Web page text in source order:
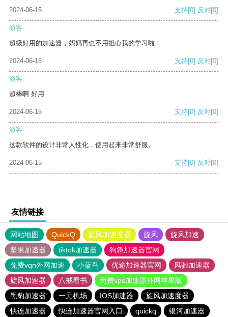
2024-06-15
支持[0] 反对[0]
游客
超级好用的加速器，妈妈再也不用担心我的学习啦！
2024-06-15 支持[0] 反对[0]
游客
超棒啊 好用
2024-06-15 支持[0] 反对[0]
游客
这款软件的设计非常人性化，使用起来非常舒服。
2024-06-15 支持[0] 反对[0]
友情链接
网站地图 QuickQ 旋风加速度器 旋风
旋风加速
坚果加速器
tiktok加速器
狗急加速器官网
免费vqn外网加速
小蓝鸟 优途加速器官网
风驰加速器
旋风加速器
八戒看书
免费vps加速器外网苹果版
黑豹加速器
一元机场 IOS加速器
旋风加速度器
快连加速器
快连加速器官网入口 quickq 银河加速器